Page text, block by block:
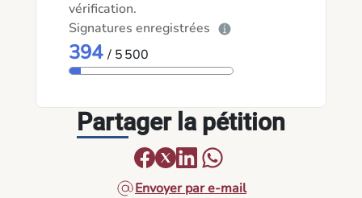
vérification.
Signatures enregistrées
394 / 5 500
Partager la pétition
Envoyer par e-mail